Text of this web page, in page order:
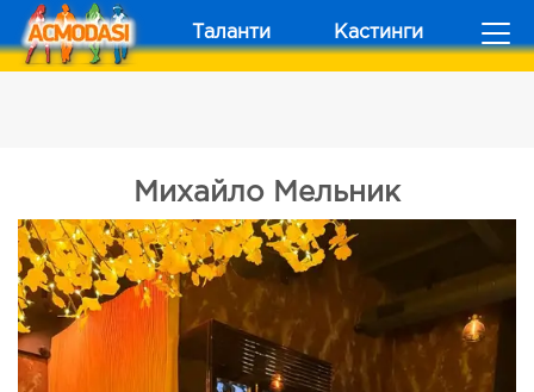
Таланти Кастинги
Михайло Мельник